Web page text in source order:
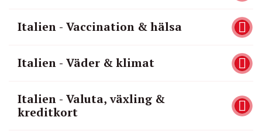
Italien - Vaccination & hälsa
Italien - Väder & klimat
Italien - Valuta, växling &
kreditkort